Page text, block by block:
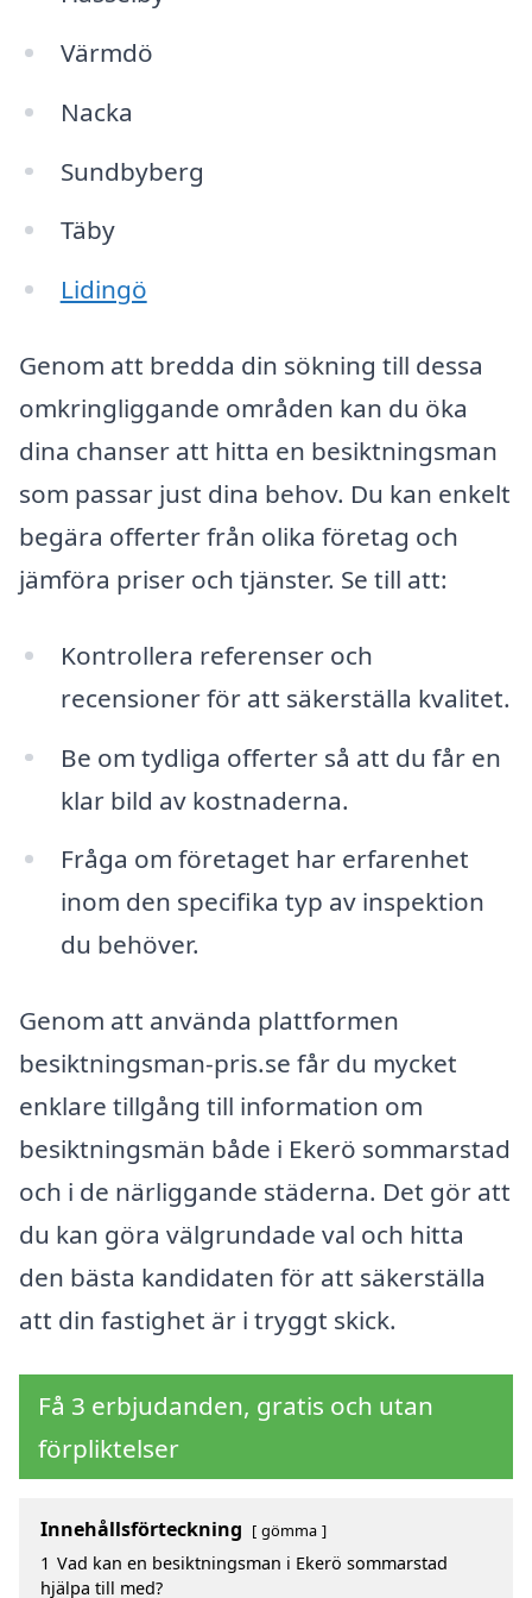
Värmdö
Nacka
Sundbyberg
Täby
Lidingö
Genom att bredda din sökning till dessa
omkringliggande områden kan du öka
dina chanser att hitta en besiktningsman
som passar just dina behov. Du kan enkelt
begära offerter från olika företag och
jämföra priser och tjänster. Se till att:
Kontrollera referenser och
recensioner för att säkerställa kvalitet.
Be om tydliga offerter så att du får en
klar bild av kostnaderna.
Fråga om företaget har erfarenhet
inom den specifika typ av inspektion
du behöver.
Genom att använda plattformen
besiktningsman-pris.se får du mycket
enklare tillgång till information om
besiktningsmän både i Ekerö sommarstad
och i de närliggande städerna. Det gör att
du kan göra välgrundade val och hitta
den bästa kandidaten för att säkerställa
att din fastighet är i tryggt skick.
Få 3 erbjudanden, gratis och utan
förpliktelser
Innehållsförteckning gömma
1 Vad kan en besiktningsman i Ekerö sommarstad
hjälpa till med?